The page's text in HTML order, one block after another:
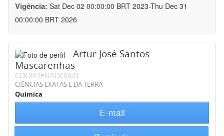
Vigência: Sat Dec 02 00:00:00 BRT 2023-Thu Dec 31
00:00:00 BRT 2026
Artur José Santos
Mascarenhas
COORDENADOR(A)
CIÊNCIAS EXATAS E DA TERRA
Química
E-mail